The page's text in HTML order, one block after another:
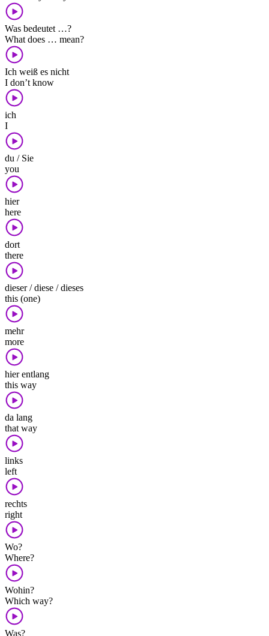
Was bedeutet …?
What does … mean?
Ich weiß es nicht
I don’t know
ich
I
du / Sie
you
hier
here
dort
there
dieser / diese / dieses
this (one)
mehr
more
hier entlang
this way
da lang
that way
links
left
rechts
right
Wo?
Where?
Wohin?
Which way?
Was?